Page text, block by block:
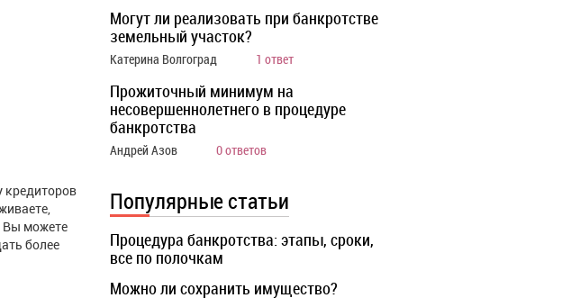
кредиторов
Вы можете
более
Могут ли реализовать при банкротстве
земельный участок?
Катерина Волгоград 1 ответ
Прожиточный минимум на
несовершеннолетнего в процедуре
банкротства
Андрей Азов 0 ответов
Популярные статьи
Процедура банкротства: этапы, сроки,
все по полочкам
Можно ли сохранить имущество?